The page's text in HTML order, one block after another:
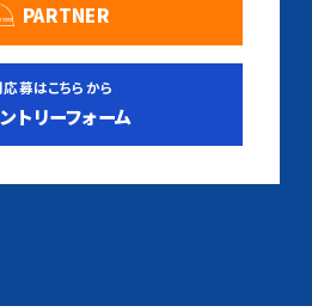
PARTNER
募はこちらから
トリーフォーム